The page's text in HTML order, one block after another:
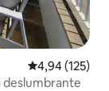
4,94 de uma
4,94 (125)
deslumbrante